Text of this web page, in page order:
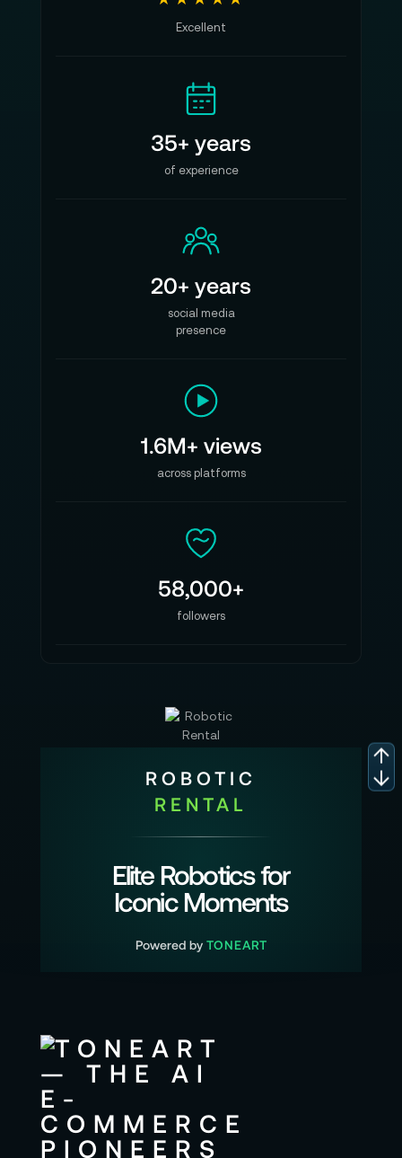
Excellent
35+ years
of experience
20+ years
social media
presence
1.6M+ views
across platforms
58,000+
followers
ROBOTIC
RENTAL
Elite Robotics for
Iconic Moments
Powered by TONEART